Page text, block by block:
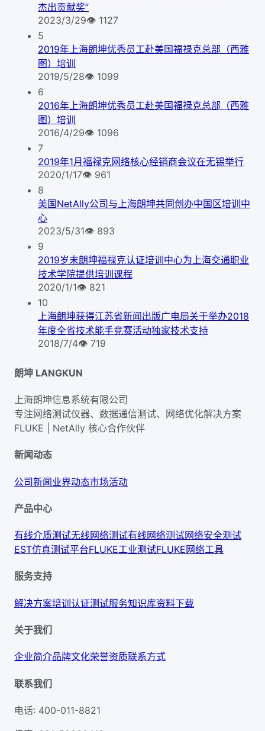
杰出贡献奖”
2023/3/29👁 1127
5
2019年上海朗坤优秀员工赴美国福禄克总部（西雅
图）培训
2019/5/28👁 1099
6
2016年上海朗坤优秀员工赴美国福禄克总部（西雅
图）培训
2016/4/29👁 1096
7
2019年1月福禄克网络核心经销商会议在无锡举行
2020/1/17👁 961
8
美国NetAlly公司与上海朗坤共同创办中国区培训中
心
2023/5/31👁 893
9
2019岁末朗坤福禄克认证培训中心为上海交通职业
技术学院提供培训课程
2020/1/1👁 821
10
上海朗坤获得江苏省新闻出版广电局关于举办2018
年度全省技术能手竞赛活动独家技术支持
2018/7/4👁 719
朗坤 LANGKUN
上海朗坤信息系统有限公司
专注网络测试仪器、数据通信测试、网络优化解决方案
FLUKE | NetAlly 核心合作伙伴
新闻动态
公司新闻业界动态市场活动
产品中心
有线介质测试无线网络测试有线网络测试网络安全测试
EST仿真测试平台FLUKE工业测试FLUKE网络工具
服务支持
解决方案培训认证测试服务知识库资料下载
关于我们
企业简介品牌文化荣誉资质联系方式
联系我们
电话: 400-011-8821